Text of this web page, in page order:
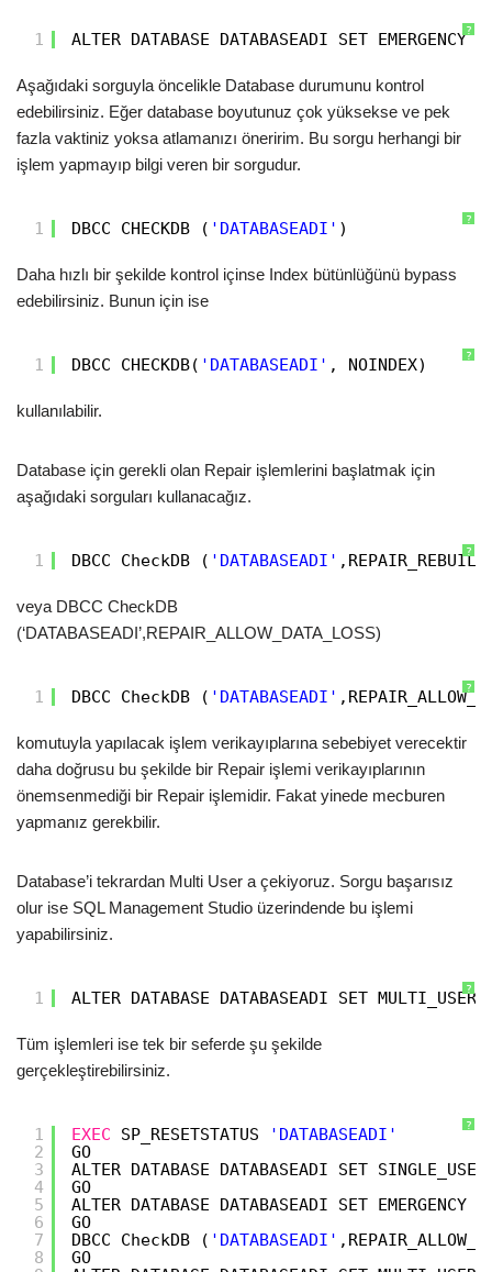
?
1 ALTER DATABASE DATABASEADI SET EMERGENCY
Aşağıdaki sorguyla öncelikle Database durumunu kontrol
edebilirsiniz. Eğer database boyutunuz çok yüksekse ve pek
fazla vaktiniz yoksa atlamanızı öneririm. Bu sorgu herhangi bir
işlem yapmayıp bilgi veren bir sorgudur.
?
1 DBCC CHECKDB ( 'DATABASEADI' )
Daha hızlı bir şekilde kontrol içinse Index bütünlüğünü bypass
edebilirsiniz. Bunun için ise
?
1 DBCC CHECKDB( 'DATABASEADI' , NOINDEX)
kullanılabilir.
Database için gerekli olan Repair işlemlerini başlatmak için
aşağıdaki sorguları kullanacağız.
?
1 DBCC CheckDB ( 'DATABASEADI'
veya DBCC CheckDB
(‘DATABASEADI’,REPAIR_ALLOW_DATA_LOSS)
?
1 DBCC CheckDB ( 'DATABASEADI'
komutuyla yapılacak işlem verikayıplarına sebebiyet verecektir
daha doğrusu bu şekilde bir Repair işlemi verikayıplarının
önemsenmediği bir Repair işlemidir. Fakat yinede mecburen
yapmanız gerekbilir.
Database’i tekrardan Multi User a çekiyoruz. Sorgu başarısız
olur ise SQL Management Studio üzerindende bu işlemi
yapabilirsiniz.
?
1 ALTER DATABASE DATABASEADI SET MULTI_USER
Tüm işlemleri ise tek bir seferde şu şekilde
gerçekleştirebilirsiniz.
?
1
2
3
4
5
6
7
8
EXEC SP_RESETSTATUS
'DATABASEADI'
GO
ALTER DATABASE DATABASEADI SET SINGLE_USER
GO
ALTER DATABASE DATABASEADI SET EMERGENCY
GO
DBCC CheckDB ( 'DATABASEADI'
GO